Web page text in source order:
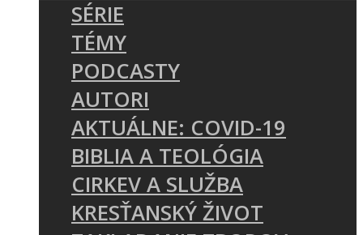
SÉRIE
TÉMY
PODCASTY
AUTORI
AKTUÁLNE: COVID-19
BIBLIA A TEOLÓGIA
CIRKEV A SLUŽBA
KRESŤANSKÝ ŽIVOT